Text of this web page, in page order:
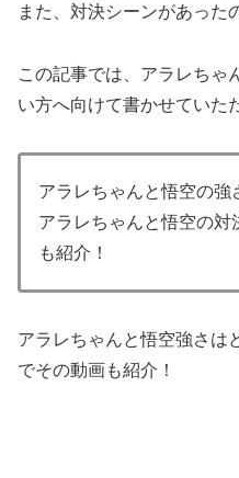
また、対決シーンがあった
この記事では、アラレちゃ
い方へ向けて書かせていた
アラレちゃんと悟空の強
アラレちゃんと悟空の
も紹介！
アラレちゃんと悟空強さは
でその動画も紹介！